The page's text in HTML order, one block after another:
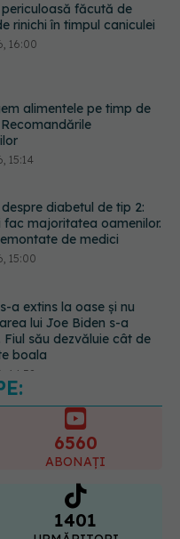
alimentele pe timp de
diabetul de tip 2:
fac majoritatea oamenilor.
de medici
15:00
a extins la oase și nu
lui Joe Biden s-a
său dezvăluie cât de
boala
concediu avem nevoie
Răspunsul oferit de un
timp de 40 de ani
17:00
1401
URMĂRITORI